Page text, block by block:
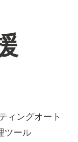
ィングオート
ツール